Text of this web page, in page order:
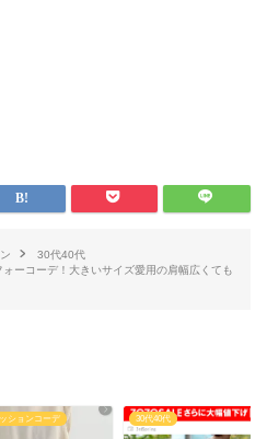
30代40代
ーコーデ！大きいサイズ愛用の肩幅広くても
ションコーデ 30代40代